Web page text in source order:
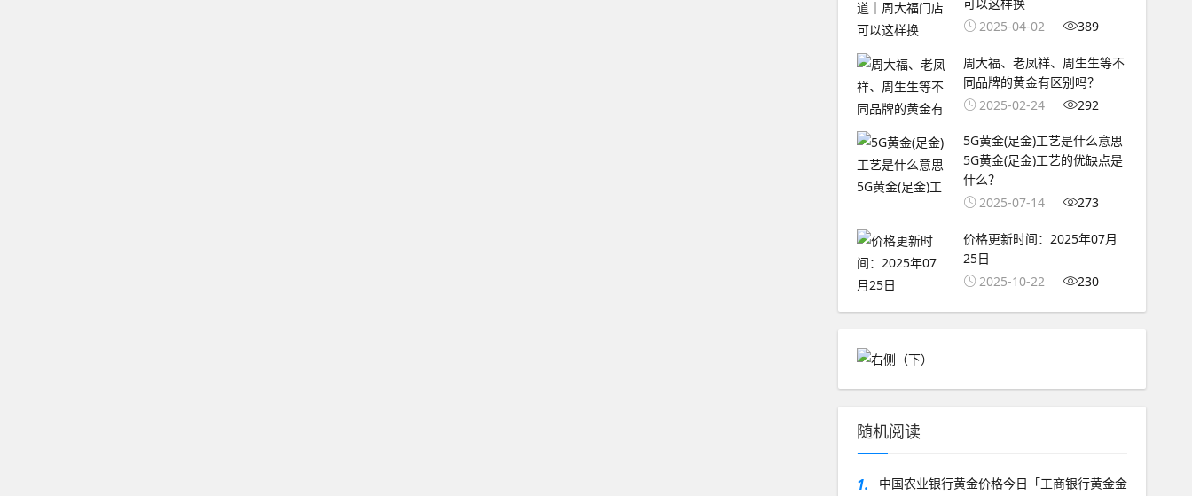
2025-04-02
389
周大福、老凤祥、周生生等不
同品牌的黄金有区别吗？
2025-02-24
292
5G黄金(足金)工艺是什么意思
5G黄金(足金)工艺的优缺点是
什么？
2025-07-14
273
价格更新时间：2025年07月
25日
2025-10-22
230
随机阅读
1.
中国农业银行黄金价格今日「工商银行黄金金